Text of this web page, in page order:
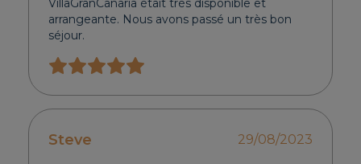
VillaGranCanaria était très disponible et
arrangeante. Nous avons passé un très bon
séjour.
Steve 29/08/2023